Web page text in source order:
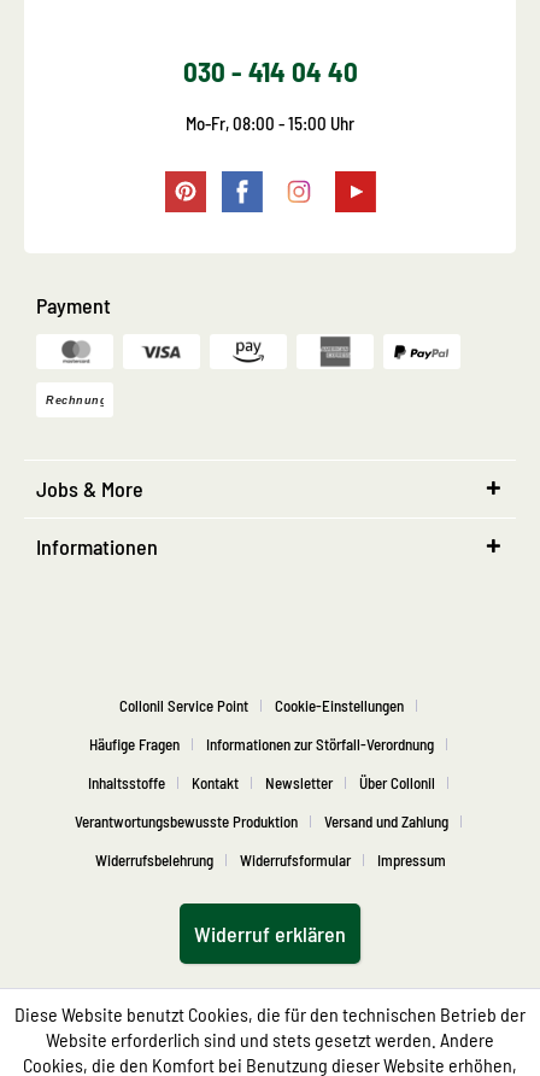
030 - 414 04 40
Mo-Fr, 08:00 - 15:00 Uhr
Payment
Jobs & More
Informationen
Collonil Service Point
Cookie-Einstellungen
Häufige Fragen
Informationen zur Störfall-Verordnung
Inhaltsstoffe
Kontakt Newsletter
Über Collonil
Verantwortungsbewusste Produktion
Versand und Zahlung
Widerrufsbelehrung
Widerrufsformular Impressum
Widerruf erklären
Diese Website benutzt Cookies, die für den technischen Betrieb der
Website erforderlich sind und stets gesetzt werden. Andere
Cookies, die den Komfort bei Benutzung dieser Website erhöhen,